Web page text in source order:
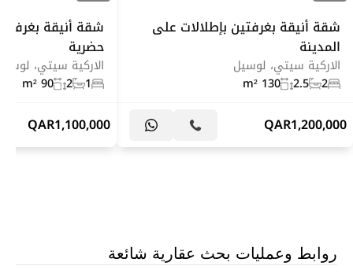
شقة أنيقة بغرفتين بإطلالات على
المدينة
الاركية سيتي، لوسيل
2
2.5
130 m²
1,200,000
QAR
شقة أنيقة بغرفة
حضرية
الاركية سيتي،
1
2
90 m²
1,100,000
QAR
روابط وعمليات بحث عقارية شائعة